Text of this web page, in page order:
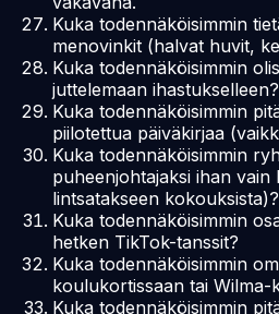
Kuka todennäköisimmin
menovinkit (halvat huvit,
Kuka todennäköisimmin
juttelemaan ihastukselleen?
Kuka todennäköisimmin
piilotettua päiväkirjaa
Kuka todennäköisimmin
puheenjohtajaksi ihan
lintsatakseen kokouksista)?
Kuka todennäköisimmin
hetken TikTok-tanssit?
Kuka todennäköisimmin
koulukortissaan tai Wilma-
Kuka todennäköisimmin